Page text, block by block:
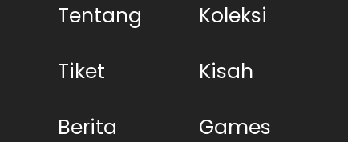
Tentang
Koleksi
Tiket
Kisah
Berita
Games